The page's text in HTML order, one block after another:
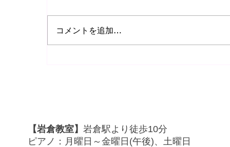
コメントを追加…
【岩倉教室】 岩倉駅より徒歩10分
ピアノ：月曜日～金曜日(午後)、土曜日